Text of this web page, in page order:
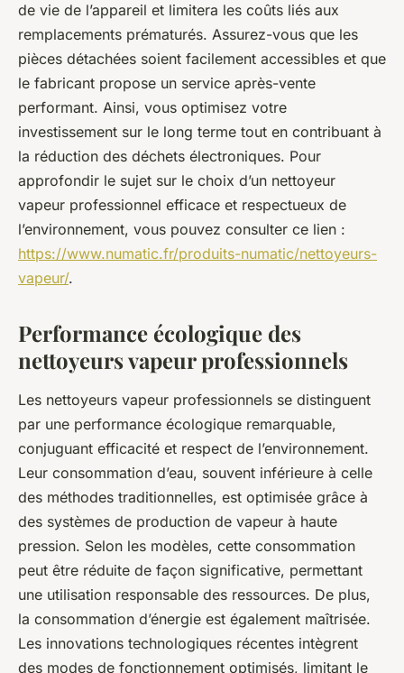
de vie de l’appareil et limitera les coûts liés aux
remplacements prématurés. Assurez-vous que les
pièces détachées soient facilement accessibles et que
le fabricant propose un service après-vente
performant. Ainsi, vous optimisez votre
investissement sur le long terme tout en contribuant à
la réduction des déchets électroniques. Pour
approfondir le sujet sur le choix d’un nettoyeur
vapeur professionnel efficace et respectueux de
l’environnement, vous pouvez consulter ce lien :
https://www.numatic.fr/produits-numatic/nettoyeurs-
vapeur/.
Performance écologique des
nettoyeurs vapeur professionnels
Les nettoyeurs vapeur professionnels se distinguent
par une performance écologique remarquable,
conjuguant efficacité et respect de l’environnement.
Leur consommation d’eau, souvent inférieure à celle
des méthodes traditionnelles, est optimisée grâce à
des systèmes de production de vapeur à haute
pression. Selon les modèles, cette consommation
peut être réduite de façon significative, permettant
une utilisation responsable des ressources. De plus,
la consommation d’énergie est également maîtrisée.
Les innovations technologiques récentes intègrent
des modes de fonctionnement optimisés, limitant le